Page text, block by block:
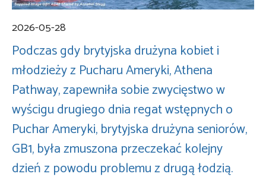
2026-05-28
Podczas gdy brytyjska drużyna kobiet i
młodzieży z Pucharu Ameryki, Athena
Pathway, zapewniła sobie zwycięstwo w
wyścigu drugiego dnia regat wstępnych o
Puchar Ameryki, brytyjska drużyna seniorów,
GB1, była zmuszona przeczekać kolejny
dzień z powodu problemu z drugą łodzią.